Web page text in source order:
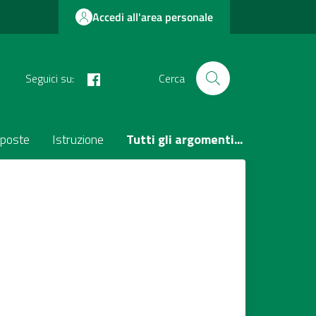
Accedi all'area personale
Seguici su: Cerca
Istruzione Tutti gli argomenti...